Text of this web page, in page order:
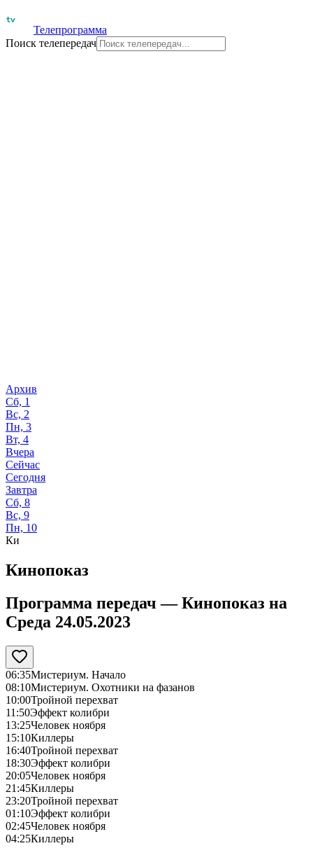
Телепрограмма
Поиск телепередач
Архив
Сб, 1
Вс, 2
Пн, 3
Вт, 4
Вчера
Сейчас
Сегодня
Завтра
Сб, 8
Вс, 9
Пн, 10
Ки
Кинопоказ
Программа передач —Кинопоказ на
Среда 24.05.2023
06:35Мистериум. Начало
08:10Мистериум. Охотники на фазанов
10:00Тройной перехват
11:50Эффект колибри
13:25Человек ноября
15:10Киллеры
16:40Тройной перехват
18:30Эффект колибри
20:05Человек ноября
21:45Киллеры
23:20Тройной перехват
01:10Эффект колибри
02:45Человек ноября
04:25Киллеры